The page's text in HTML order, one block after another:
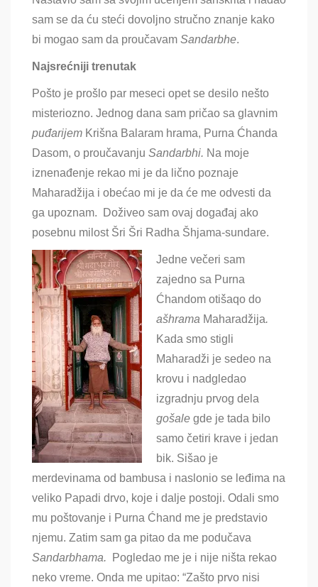
sam se da ću steći dovoljno stručno znanje kako
bi mogao sam da proučavam Sandarbhe.
Najsrećniji trenutak
Pošto je prošlo par meseci opet se desilo nešto
misteriozno. Jednog dana sam pričao sa glavnim
puđarijem Krišna Balaram hrama, Purna Ćhanda
Dasom, o proučavanju Sandarbhi. Na moje
iznenađenje rekao mi je da lično poznaje
Maharadžija i obećao mi je da će me odvesti da
ga upoznam. Doživeo sam ovaj događaj ako
posebnu milost Šri Šri Radha Šhjama-sundare.
Jedne večeri sam
zajedno sa Purna
Ćhandom otišaqo do
ašhrama Maharadžija.
Kada smo stigli
Maharadži je sedeo na
krovu i nadgledao
izgradnju prvog dela
gošale gde je tada bilo
samo četiri krave i jedan
bik. Sišao je
merdevinama od bambusa i naslonio se leđima na
veliko Papadi drvo, koje i dalje postoji. Odali smo
mu poštovanje i Purna Ćhand me je predstavio
njemu. Zatim sam ga pitao da me podučava
Sandarbhama.
Pogledao me je i nije ništa rekao
neko vreme. Onda me upitao: “Zašto prvo nisi